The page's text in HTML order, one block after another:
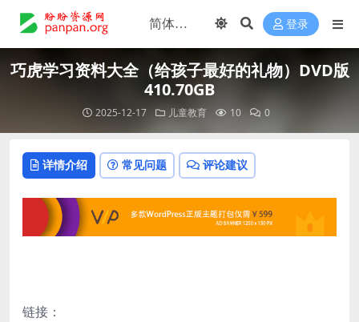
登录
巧虎学习资料大全（给孩子最好的礼物）DVD版
410.70GB
2025-12-17 儿童教育 10 0
详情介绍 常见问题 评论建议
链接：